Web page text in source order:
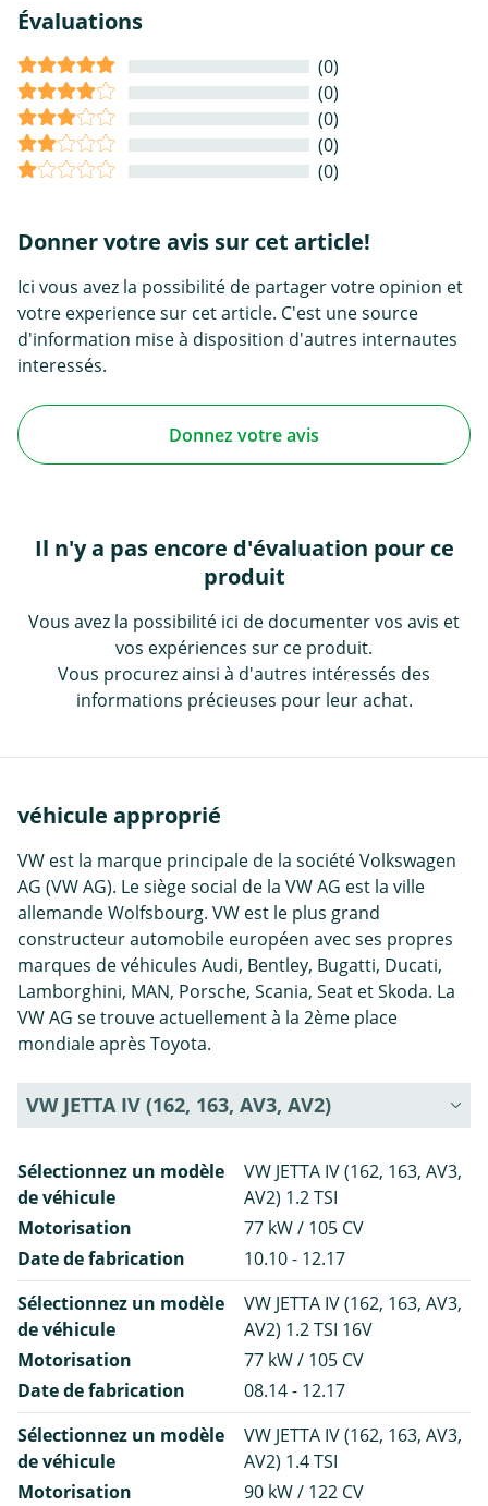
Évaluations
(0)
(0)
(0)
(0)
(0)
Donner votre avis sur cet article!
Ici vous avez la possibilité de partager votre opinion et
votre experience sur cet article. C'est une source
d'information mise à disposition d'autres internautes
interessés.
Donnez votre avis
Il n'y a pas encore d'évaluation pour ce
produit
Vous avez la possibilité ici de documenter vos avis et
vos expériences sur ce produit.
Vous procurez ainsi à d'autres intéressés des
informations précieuses pour leur achat.
véhicule approprié
VW est la marque principale de la société Volkswagen
AG (VW AG). Le siège social de la VW AG est la ville
allemande Wolfsbourg. VW est le plus grand
constructeur automobile européen avec ses propres
marques de véhicules Audi, Bentley, Bugatti, Ducati,
Lamborghini, MAN, Porsche, Scania, Seat et Skoda. La
VW AG se trouve actuellement à la 2ème place
mondiale après Toyota.
VW JETTA IV (162, 163, AV3, AV2)
Sélectionnez un modèle
de véhicule
VW JETTA IV (162, 163, AV3,
AV2) 1.2 TSI
Motorisation
77 kW / 105 CV
Date de fabrication
10.10 - 12.17
Sélectionnez un modèle
de véhicule
VW JETTA IV (162, 163, AV3,
AV2) 1.2 TSI 16V
Motorisation
77 kW / 105 CV
Date de fabrication
08.14 - 12.17
Sélectionnez un modèle
de véhicule
VW JETTA IV (162, 163, AV3,
AV2) 1.4 TSI
Motorisation
90 kW / 122 CV